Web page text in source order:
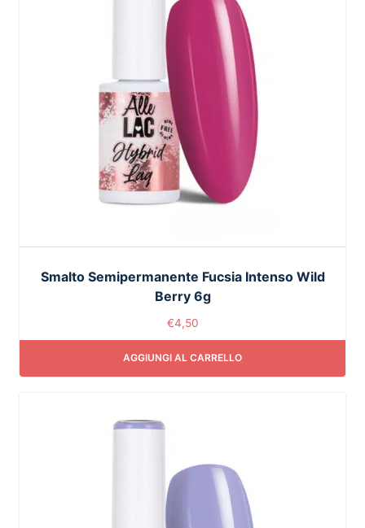
Smalto Semipermanente Fucsia Intenso Wild
Berry 6g
€4,50
AGGIUNGI AL CARRELLO